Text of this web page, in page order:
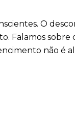
O
Falamos
não é